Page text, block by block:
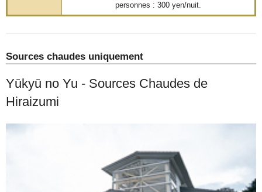
personnes : 300 yen/nuit.
Sources chaudes uniquement
Yūkyū no Yu - Sources Chaudes de
Hiraizumi